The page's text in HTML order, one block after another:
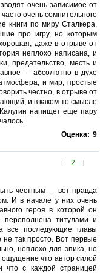
очень зависимое от
очень сомнительного
книги по миру Сталкера,
про игру, но которым
даже в отрыве от
неплохо написана, и
предательство, месть и
— абсолютно в духе
и мир, простые
честно, в отрыве от
и в каком-то смысле
напищет еще пару
Оценка: 9
[ 2 ]
честным — вот правда
И в начале у них очень
героя в которой он
переполнена титулами и
все последующие главы
так просто. Вот первые
неплохо для эпика, но
что автор силой
что с каждой страницей